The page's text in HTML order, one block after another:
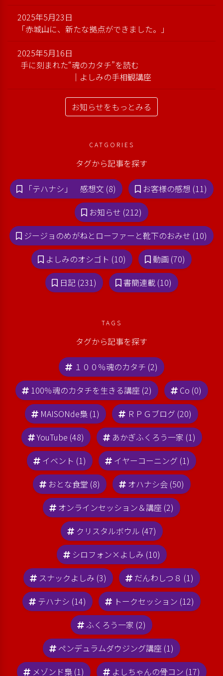
2025年5月23日
「赤城山に、新たな拠点ができました。」
2025年5月16日
手に刻まれた“魂のカタチ”を読む
｜よしみの手相観講座
お知らせをもっとみる
CATGORIES
タグから記事を探す
「テハナシ」 感想文 (8)
お客様の感想 (11)
お知らせ (212)
ジージョのめがねとローファーと靴下のおみせ (10)
よしみのオシゴト (10)
動画 (70)
日記 (231)
書簡連載 (10)
TAGS
タグから記事を探す
１００％魂のカタチ (2)
100％魂のカタチを生きる講座 (2)
Co (0)
MAISONde梟 (1)
ＲＰＧブログ (20)
YouTube (48)
あかぎふくろう一家 (1)
イベント (1)
イヤーコーニング (1)
おとな食堂 (8)
オハナシ会 (50)
オンラインセッション＆講座 (2)
クリスタルボウル (47)
シロフォン×よしみ (10)
スナックよしみ (3)
だんわしつ８ (1)
テハナシ (14)
トークセッション (12)
ふくろう一家 (2)
ペンデュラムダウジング講座 (1)
メゾンド梟 (1)
よしちゃんの骨コン (17)